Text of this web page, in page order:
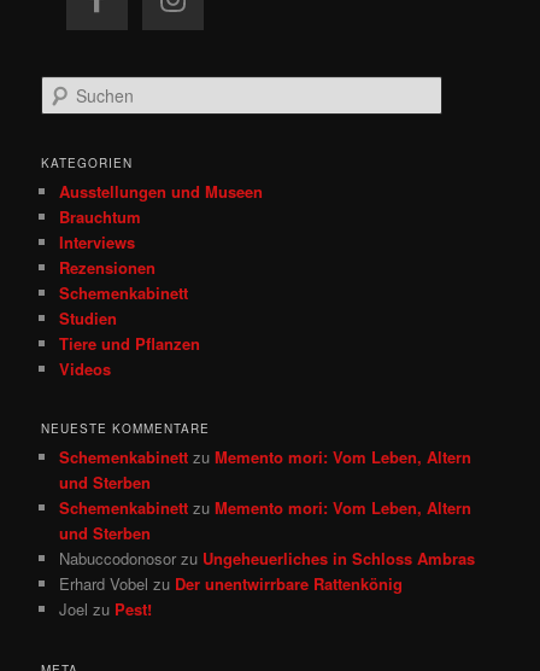
u
h
KATEGORIEN
Ausstellungen und Museen
Brauchtum
Interviews
Rezensionen
Schemenkabinett
Studien
Tiere und Pflanzen
Videos
NEUESTE KOMMENTARE
Schemenkabinett zuMemento mori: Vom Leben, Altern
und Sterben
Schemenkabinett zuMemento mori: Vom Leben, Altern
und Sterben
Nabuccodonosor zu Ungeheuerliches in Schloss Ambras
Erhard Vobel zu Der unentwirrbare Rattenkönig
Joel zu Pest!